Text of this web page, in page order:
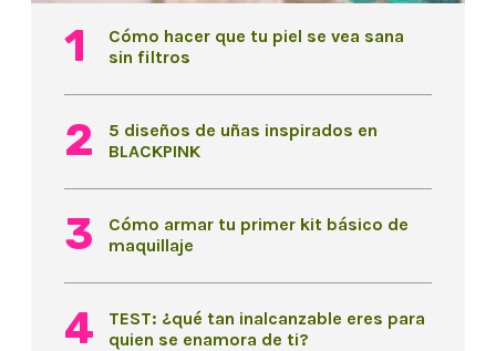
Cómo hacer que tu piel se vea sana
sin filtros
5 diseños de uñas inspirados en
BLACKPINK
Cómo armar tu primer kit básico de
maquillaje
TEST: ¿qué tan inalcanzable eres para
quien se enamora de ti?